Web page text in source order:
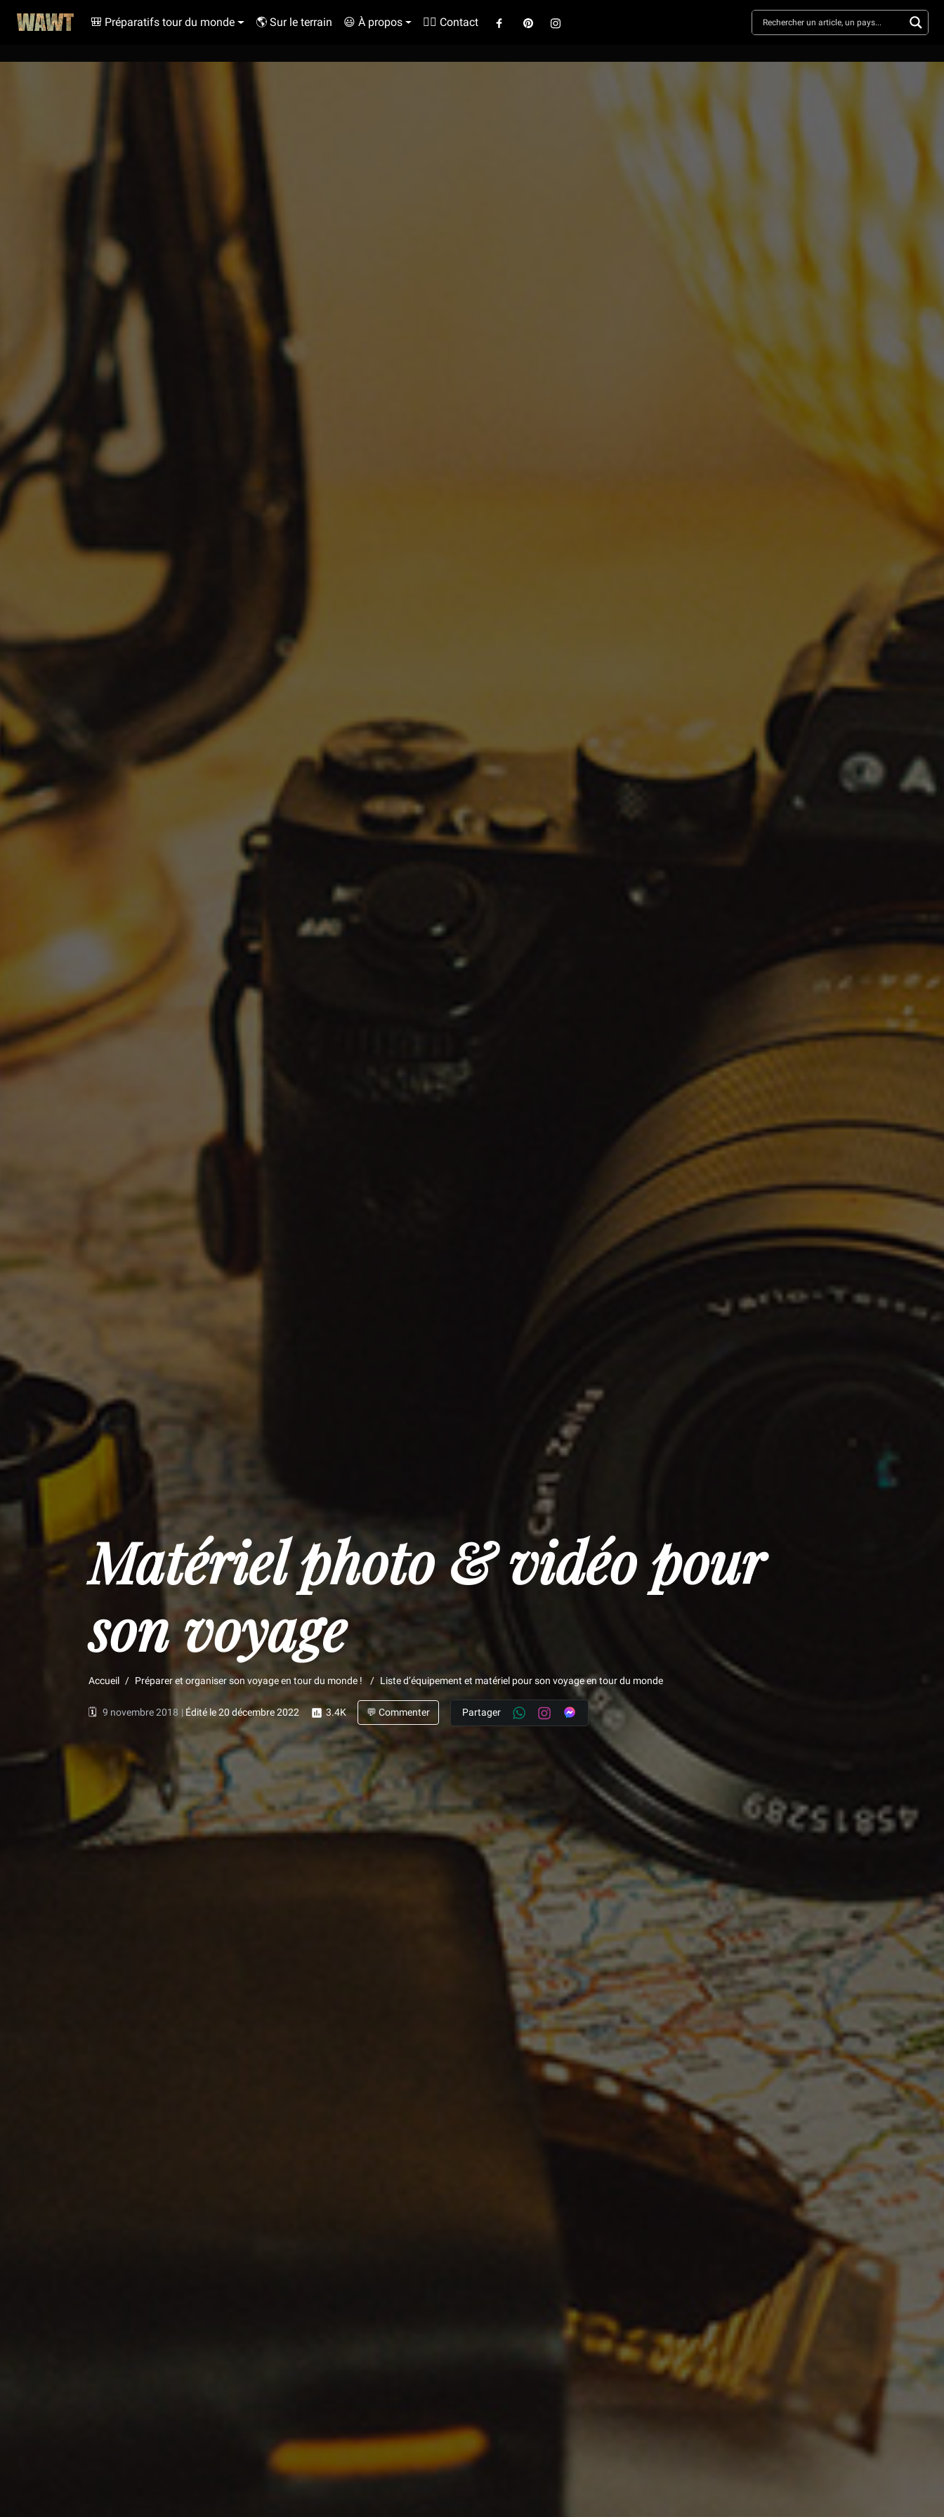
🎒 Préparatifs tour du monde 🌎 Sur le terrain 😃 À propos ✍🏼 Contact
Matériel photo & vidéo pour
son voyage
Accueil Préparer et organiser son voyage en tour du monde ! Liste d’équipement et matériel pour son voyage en tour du monde
🗓️ 9 novembre 2018 | Édité le 20 décembre 2022 3.4K 💬 Commenter Partager